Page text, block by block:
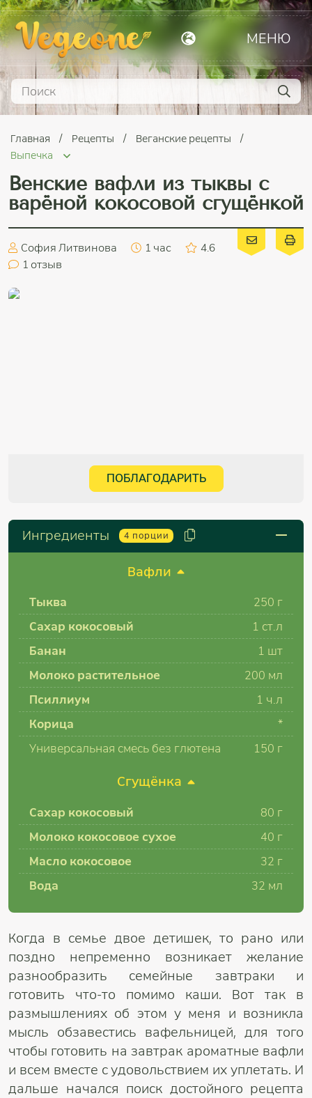
МЕНЮ
Главная Рецепты
Веганские рецепты
Выпечка
Венские вафли из тыквы с
варёной кокосовой сгущёнкой
София Литвинова 1 час
4.6
1 отзыв
ПОБЛАГОДАРИТЬ
Ингредиенты 4 порции
Вафли
Тыква
250 г
Сахар кокосовый
1 ст.л
Банан
1 шт
Молоко растительное
200 мл
Псиллиум
1 ч.л
Корица
*
Универсальная смесь без глютена
150 г
Сгущёнка
Сахар кокосовый
80 г
Молоко кокосовое сухое
40 г
Масло кокосовое
32 г
Вода
32 мл
Когда в семье двое детишек, то рано или
поздно непременно возникает желание
разнообразить семейные завтраки и
готовить что-то помимо каши. Вот так в
размышлениях об этом у меня и возникла
мысль обзавестись вафельницей, для того
чтобы готовить на завтрак ароматные вафли
и всем вместе с удовольствием их уплетать. И
дальше начался поиск достойного рецепта